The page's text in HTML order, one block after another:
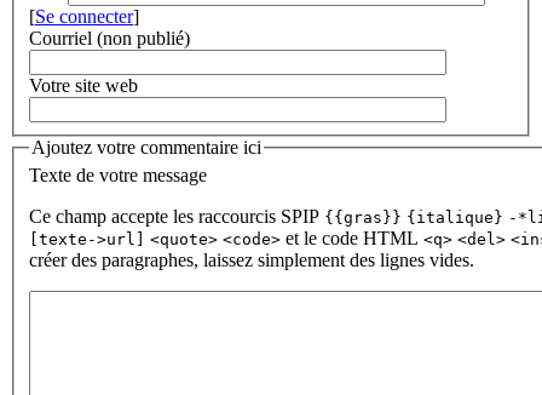
[Se connecter]
Courriel (non publié)
Votre site web
Ajoutez votre commentaire ici
Texte de votre message
Ce champ accepte les raccourcis SPIP {{gras}} {italique} -
[texte->url]
<quote> <code> et le code HTML <q> <del>
créer des paragraphes, laissez simplement des lignes vides.